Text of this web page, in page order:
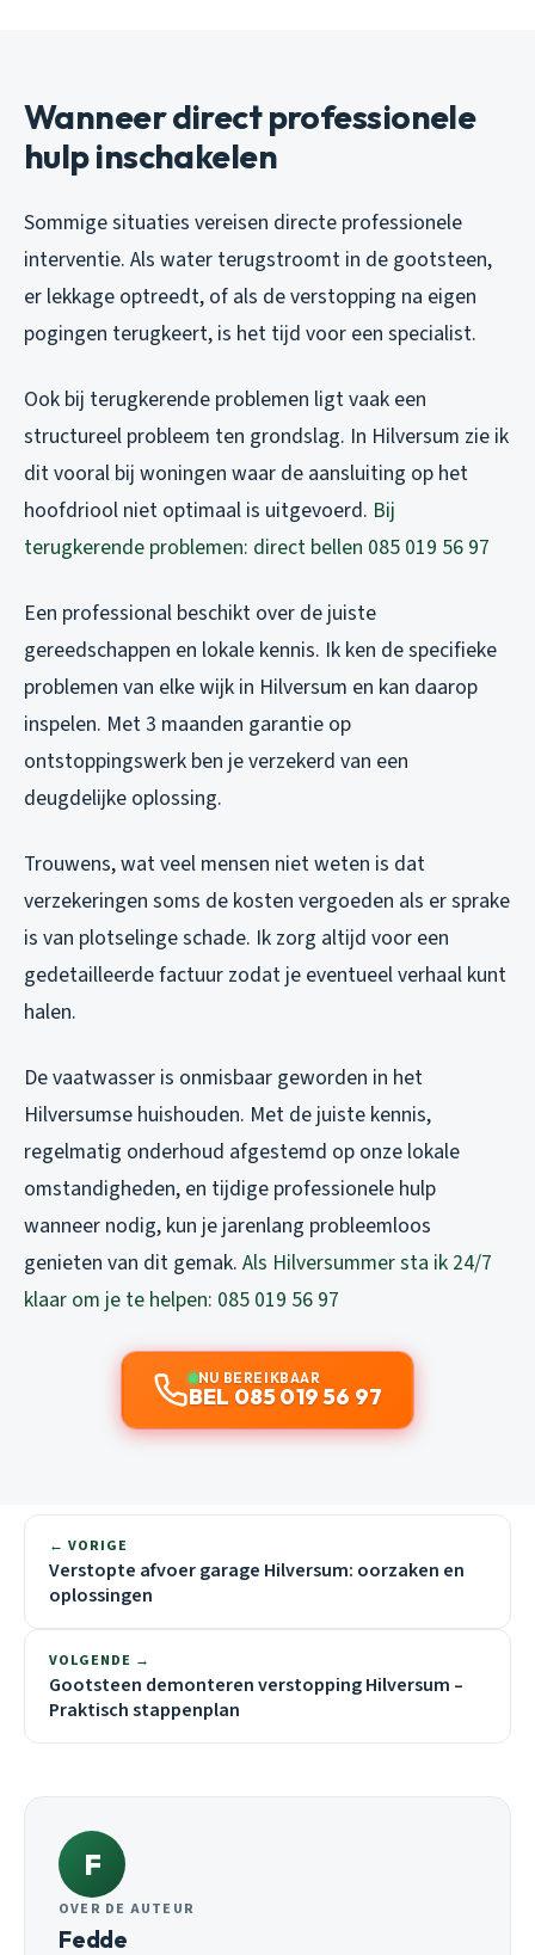
Wanneer direct professionele
hulp inschakelen
Sommige situaties vereisen directe professionele
interventie. Als water terugstroomt in de gootsteen,
er lekkage optreedt, of als de verstopping na eigen
pogingen terugkeert, is het tijd voor een specialist.
Ook bij terugkerende problemen ligt vaak een
structureel probleem ten grondslag. In Hilversum zie ik
dit vooral bij woningen waar de aansluiting op het
hoofdriool niet optimaal is uitgevoerd. Bij
terugkerende problemen: direct bellen 085 019 56 97
Een professional beschikt over de juiste
gereedschappen en lokale kennis. Ik ken de specifieke
problemen van elke wijk in Hilversum en kan daarop
inspelen. Met 3 maanden garantie op
ontstoppingswerk ben je verzekerd van een
deugdelijke oplossing.
Trouwens, wat veel mensen niet weten is dat
verzekeringen soms de kosten vergoeden als er sprake
is van plotselinge schade. Ik zorg altijd voor een
gedetailleerde factuur zodat je eventueel verhaal kunt
halen.
De vaatwasser is onmisbaar geworden in het
Hilversumse huishouden. Met de juiste kennis,
regelmatig onderhoud afgestemd op onze lokale
omstandigheden, en tijdige professionele hulp
wanneer nodig, kun je jarenlang probleemloos
genieten van dit gemak. Als Hilversummer sta ik 24/7
klaar om je te helpen: 085 019 56 97
NU BEREIKBAAR
BEL 085 019 56 97
← VORIGE
Verstopte afvoer garage Hilversum: oorzaken en
oplossingen
VOLGENDE →
Gootsteen demonteren verstopping Hilversum –
Praktisch stappenplan
F
OVER DE AUTEUR
Fedde